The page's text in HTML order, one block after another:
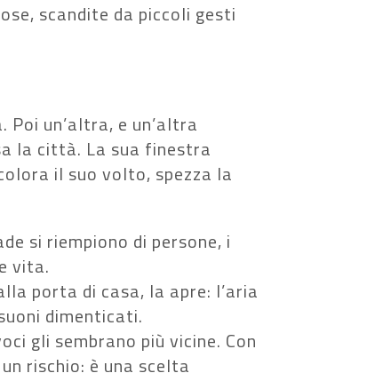
scandite da piccoli gesti
un’altra, e un’altra
la città. La sua finestra
il suo volto, spezza la
si riempiono di persone, i
vita.
porta di casa, la apre: l’aria
dimenticati.
gli sembrano più vicine. Con
rischio: è una scelta